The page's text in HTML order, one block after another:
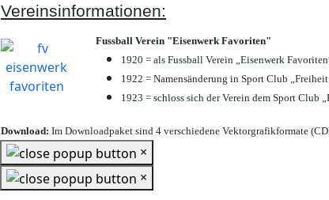
Vereinsinformationen:
Fussball Verein "Eisenwerk Favoriten"
1920 = als Fussball Verein „Eisenwerk
1922 = Namensänderung in Sport Club
1923 = schloss sich der Verein dem Sport Club
Download: Im Downloadpaket sind 4 verschiedene Vektorgrafikformate
×
×